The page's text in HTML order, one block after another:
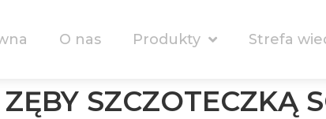
O nas Produkty Strefa
SZCZOTECZKĄ